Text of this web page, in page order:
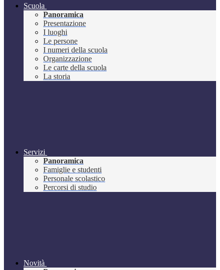
Scuola
Panoramica
Presentazione
I luoghi
Le persone
I numeri della scuola
Organizzazione
Le carte della scuola
La storia
Servizi
Panoramica
Famiglie e studenti
Personale scolastico
Percorsi di studio
Novità